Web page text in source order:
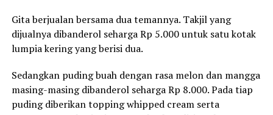
Gita berjualan bersama dua temannya. Takjil yang
dijualnya dibanderol seharga Rp 5.000 untuk satu kotak
lumpia kering yang berisi dua.
Sedangkan puding buah dengan rasa melon dan mangga
masing-masing dibanderol seharga Rp 8.000. Pada tiap
puding diberikan topping whipped cream serta